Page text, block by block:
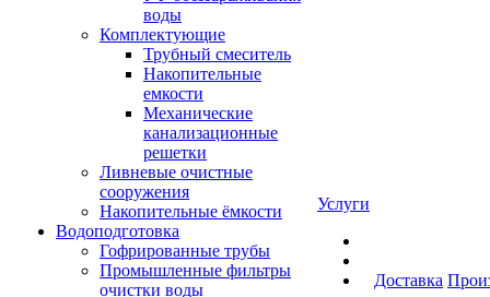
воды
Комплектующие
Трубный смеситель
Накопительные
емкости
Механические
канализационные
решетки
Ливневые очистные
сооружения
Накопительные ёмкости
Водоподготовка
Гофрированные трубы
Промышленные фильтры
очистки воды
Услуги
Доставка